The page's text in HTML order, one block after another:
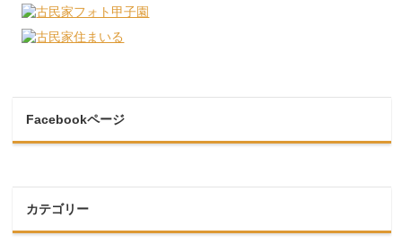
Facebookページ
カテゴリー